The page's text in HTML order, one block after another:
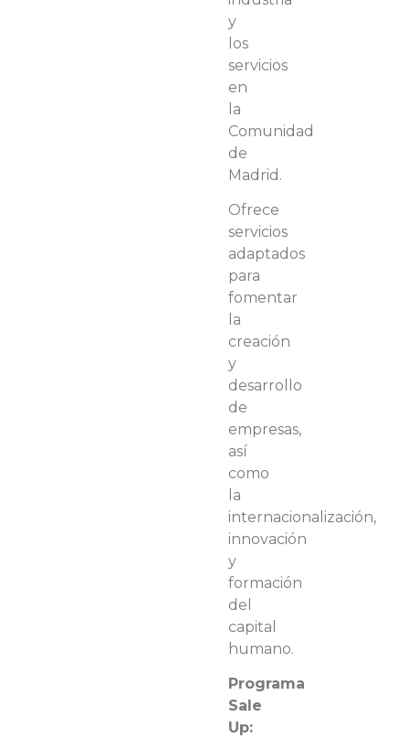
y
los
servicios
en
la
Comunidad
de
Madrid.
Ofrece
servicios
adaptados
para
fomentar
la
creación
y
desarrollo
de
empresas,
así
como
la
internacionalización,
innovación
y
formación
del
capital
humano.
Programa
Sale
Up: